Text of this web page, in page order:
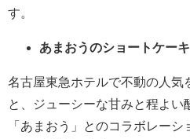
す。
あまおうのショートケーキ
名古屋東急ホテルで不動の人気
と、ジューシーな甘みと程よい
「あまおう」とのコラボレー